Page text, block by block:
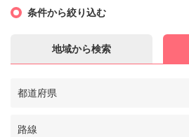
条件から絞り込む
地域から検索
都道府県
路線